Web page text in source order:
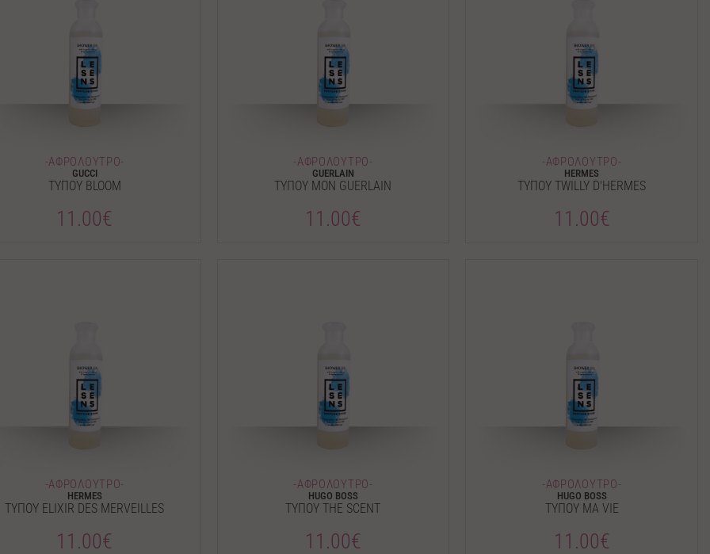
-ΑΦΡΟΛΟΥΤΡΟ-
GUCCI
ΤΥΠΟΥ BLOOM
11.00€
-ΑΦΡΟΛΟΥΤΡΟ-
GUERLAIN
ΤΥΠΟΥ MON GUERLAIN
11.00€
-ΑΦΡΟΛΟΥΤΡΟ-
HERMES
ΤΥΠΟΥ TWILLY D'HERMES
11.00€
-ΑΦΡΟΛΟΥΤΡΟ-
HERMES
ΤΥΠΟΥ ELIXIR DES MERVEILLES
11.00€
-ΑΦΡΟΛΟΥΤΡΟ-
HUGO BOSS
ΤΥΠΟΥ THE SCENT
11.00€
-ΑΦΡΟΛΟΥΤΡΟ-
HUGO BOSS
ΤΥΠΟΥ MA VIE
11.00€